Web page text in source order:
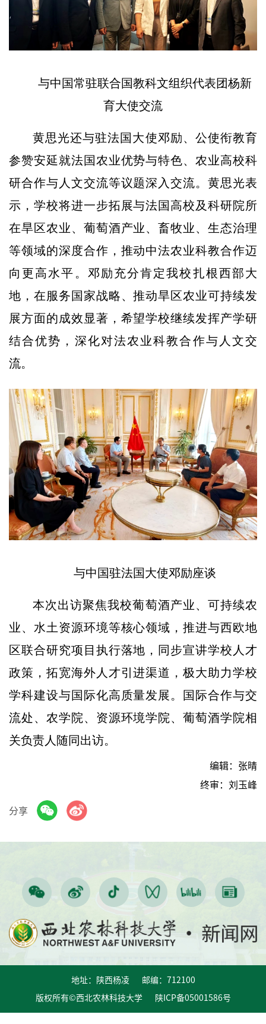
与中国常驻联合国教科文组织代表团杨新
育大使交流
黄思光还与驻法国大使邓励、公使衔教育
参赞安延就法国农业优势与特色、农业高校科
研合作与人文交流等议题深入交流。黄思光表
示，学校将进一步拓展与法国高校及科研院所
在旱区农业、葡萄酒产业、畜牧业、生态治理
等领域的深度合作，推动中法农业科教合作迈
向更高水平。邓励充分肯定我校扎根西部大
地，在服务国家战略、推动旱区农业可持续发
展方面的成效显著，希望学校继续发挥产学研
结合优势，深化对法农业科教合作与人文交
流。
与中国驻法国大使邓励座谈
本次出访聚焦我校葡萄酒产业、可持续农
业、水土资源环境等核心领域，推进与西欧地
区联合研究项目执行落地，同步宣讲学校人才
政策，拓宽海外人才引进渠道，极大助力学校
学科建设与国际化高质量发展。国际合作与交
流处、农学院、资源环境学院、葡萄酒学院相
关负责人随同出访。
编辑：张晴
终审：刘玉峰
分享
地址：陕西杨凌 邮编：712100
版权所有©西北农林科技大学 陕ICP备05001586号